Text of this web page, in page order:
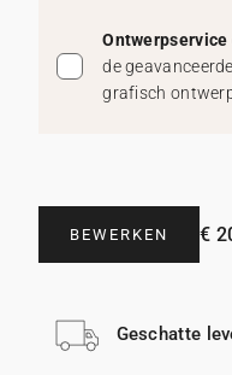
Ontwerpservice
de
grafisch
BEWERKEN €
Geschatte